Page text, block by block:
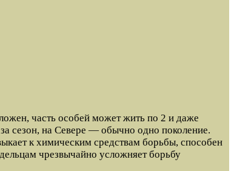
часть особей может жить по 2 и даже
сезон, на Севере — обычно одно поколение.
к химическим средствам борьбы, способен
чрезвычайно усложняет борьбу